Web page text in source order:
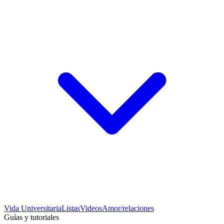
Vida UniversitariaListasVideosAmor/relaciones
Guías y tutoriales